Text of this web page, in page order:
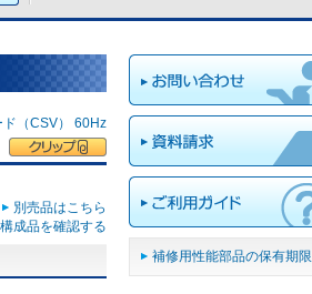
（CSV） 60Hz
別売品はこちら
成品を確認する
補修用性能部品の保有期限